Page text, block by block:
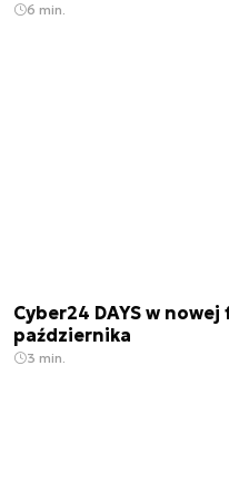
6 min.
Cyber24 DAYS w
października
3 min.